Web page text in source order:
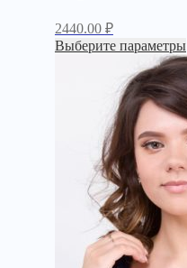
2440.00 ₽
Выберите параметры